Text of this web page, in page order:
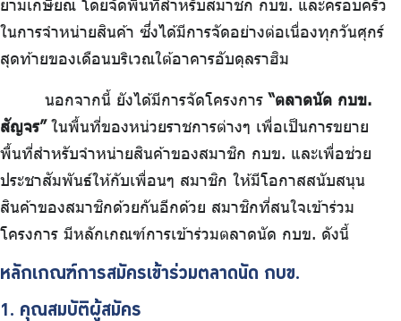
ร่วมงานกับเรา
ติดต่อเรา
ไทย | Eng
ยามเกษียณ โดยจัดพื้นที่สำหรับสมาชิก กบข. และครอบครัว
ในการจำหน่ายสินค้า ซึ่งได้มีการจัดอย่างต่อเนื่องทุกวันศุกร์
สุดท้ายของเดือนบริเวณใต้อาคารอับดุลราฮิม
นอกจากนี้ ยังได้มีการจัดโครงการ“ตลาดนัด กบข.
สัญจร”ในพื้นที่ของหน่วยราชการต่างๆ เพื่อเป็นการขยาย
พื้นที่สำหรับจำหน่ายสินค้าของสมาชิก กบข. และเพื่อช่วย
ประชาสัมพันธ์ให้กับเพื่อนๆ สมาชิก ให้มีโอกาสสนับสนุน
สินค้าของสมาชิกด้วยกันอีกด้วย สมาชิกที่สนใจเข้าร่วม
โครงการ มีหลักเกณฑ์การเข้าร่วมตลาดนัด กบข. ดังนี้
หลักเกณฑ์การสมัครเข้าร่วมตลาดนัด กบข.
1. คุณสมบัติผู้สมัคร